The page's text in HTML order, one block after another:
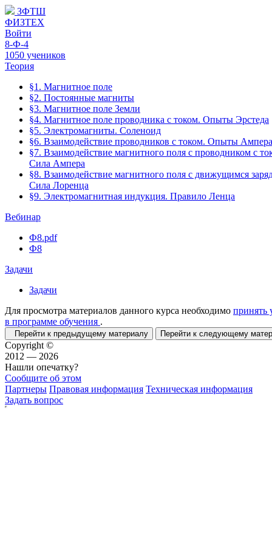
ЗФТШ
ФИЗТЕХ
Войти
8-Ф-4
1050 учеников
Теория
§1. Магнитное поле
§2. Постоянные магниты
§3. Магнитное поле Земли
§4. Магнитное поле проводника с током. Опыты Эрстеда
§5. Электромагниты. Соленоид
§6. Взаимодействие проводников с током. Опыты Ампера
§7. Взаимодействие магнитного поля с проводником с
Сила Ампера
§8. Взаимодействие магнитного поля с движущимся
Сила Лоренца
§9. Электромагнитная индукция. Правило Ленца
Вебинар
Ф8.pdf
Ф8
Задачи
Задачи
Для просмотра материалов данного курса необходимо принять
в программе обучения .
Перейти к предыдущему материалу Перейти к следующему
Copyright ©
2012 — 2026
Нашли опечатку?
Сообщите об этом
Партнеры Правовая информация Техническая информация
Задать вопрос